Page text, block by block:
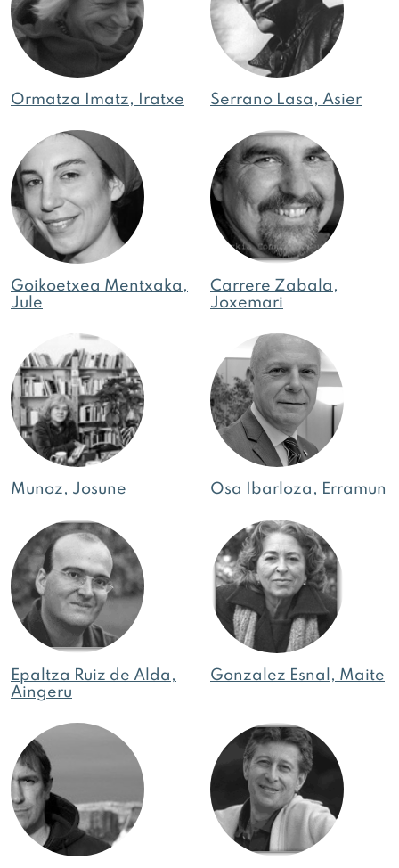
Ormatza Imatz, Iratxe Serrano Lasa, Asier
Goikoetxea Mentxaka,
Jule
Carrere Zabala,
Joxemari
Munoz, Josune Osa Ibarloza, Erramun
Epaltza Ruiz de Alda,
Aingeru
Gonzalez Esnal, Maite